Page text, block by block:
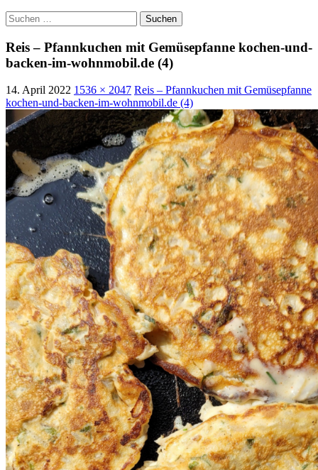
Suchen
nach:
Reis – Pfannkuchen mit Gemüsepfanne kochen-und-
backen-im-wohnmobil.de (4)
14. April 2022 1536 × 2047 Reis – Pfannkuchen mit Gemüsepfanne
kochen-und-backen-im-wohnmobil.de (4)